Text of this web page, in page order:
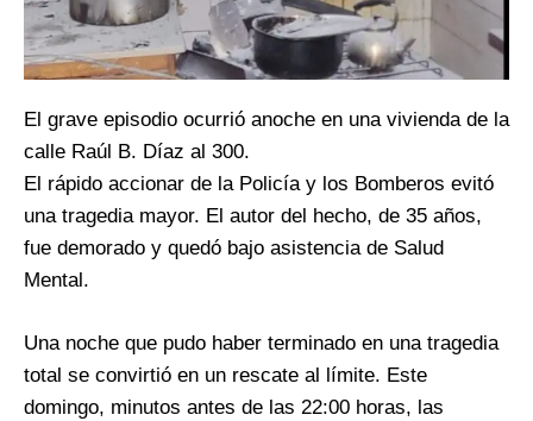
El grave episodio ocurrió anoche en una vivienda de la
calle Raúl B. Díaz al 300.
El rápido accionar de la Policía y los Bomberos evitó
una tragedia mayor. El autor del hecho, de 35 años,
fue demorado y quedó bajo asistencia de Salud
Mental.
Una noche que pudo haber terminado en una tragedia
total se convirtió en un rescate al límite. Este
domingo, minutos antes de las 22:00 horas, las